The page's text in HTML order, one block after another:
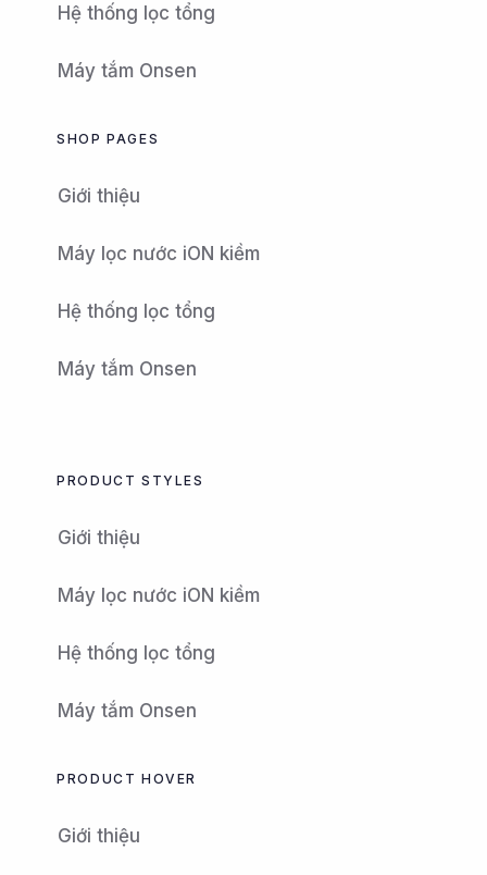
Hệ thống lọc tổng
Máy tắm Onsen
SHOP PAGES
Giới thiệu
Máy lọc nước iON kiềm
Hệ thống lọc tổng
Máy tắm Onsen
PRODUCT STYLES
Giới thiệu
Máy lọc nước iON kiềm
Hệ thống lọc tổng
Máy tắm Onsen
PRODUCT HOVER
Giới thiệu